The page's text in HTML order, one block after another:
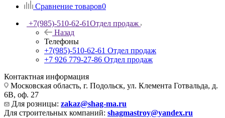
Сравнение товаров0
+7(985)-510-62-61Отдел продаж
Назад
Телефоны
+7(985)-510-62-61 Отдел продаж
‪+7 926 779-27-86‬ Отдел продаж
Контактная информация
Московская область, г. Подольск, ул. Клемента Готвальда, д.
6В, оф. 27
Для розницы: zakaz@shag-ma.ru
Для строительных компаний: shagmastroy@yandex.ru